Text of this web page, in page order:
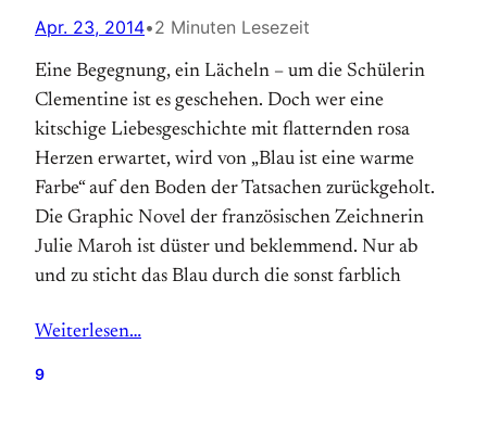
Apr. 23, 2014•2 Minuten Lesezeit
Eine Begegnung, ein Lächeln – um die Schülerin
Clementine ist es geschehen. Doch wer eine
kitschige Liebes­geschichte mit flatternden rosa
Herzen erwartet, wird von „Blau ist eine warme
Farbe“ auf den Boden der Tatsachen zurückgeholt.
Die Graphic Novel der französischen Zeichnerin
Julie Maroh ist düster und beklemmend. Nur ab
und zu sticht das Blau durch die sonst farblich
Weiterlesen…
9